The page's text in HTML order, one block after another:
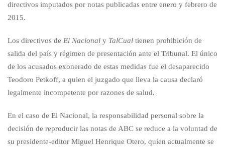
directivos imputados por notas publicadas entre enero y febrero de
2015.
Los directivos de El Nacional y TalCual tienen prohibición de
salida del país y régimen de presentación ante el Tribunal. El único
de los acusados exonerado de estas medidas fue el desaparecido
Teodoro Petkoff, a quien el juzgado que lleva la causa declaró
legalmente incompetente por razones de salud.
En el caso de El Nacional, la responsabilidad personal sobre la
decisión de reproducir las notas de ABC se reduce a la voluntad de
su presidente-editor Miguel Henrique Otero, quien actualmente se